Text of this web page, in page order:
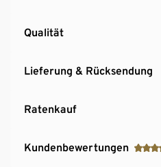
Qualität
Lieferung & Rücksendung
Ratenkauf
Kundenbewertungen